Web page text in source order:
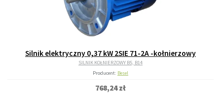
Silnik elektryczny 0,37 kW 2SIE 71-2A -kołnierzowy
SILNIK KOŁNIERZOWY B5, B14
Producent: Besel
768,24 zł